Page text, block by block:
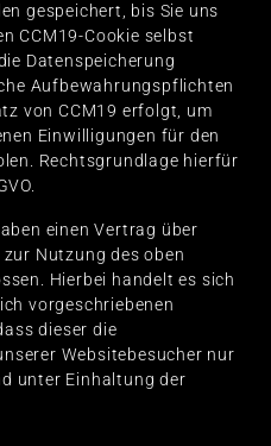
gespeichert, bis Sie uns
CCM19-Cookie selbst
Datenspeicherung
Aufbewahrungspflichten
von CCM19 erfolgt, um
Einwilligungen für den
Rechtsgrundlage hierfür
einen Vertrag über
Nutzung des oben
Hierbei handelt es sich
vorgeschriebenen
dieser die
Websitebesucher nur
unter Einhaltung der